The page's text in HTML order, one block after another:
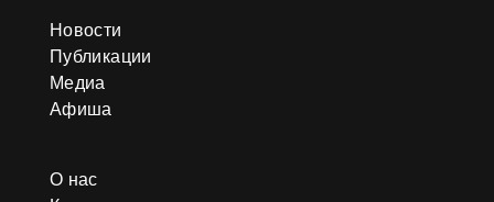
Новости
Публикации
Медиа
Афиша
О нас